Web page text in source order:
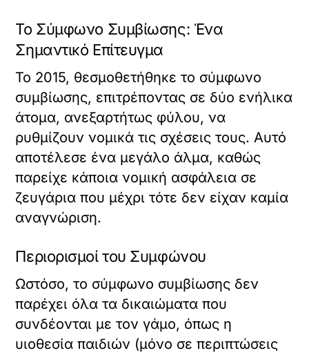
Το Σύμφωνο Συμβίωσης: Ένα
Σημαντικό Επίτευγμα
Το 2015, θεσμοθετήθηκε το σύμφωνο
συμβίωσης, επιτρέποντας σε δύο ενήλικα
άτομα, ανεξαρτήτως φύλου, να
ρυθμίζουν νομικά τις σχέσεις τους. Αυτό
αποτέλεσε ένα μεγάλο άλμα, καθώς
παρείχε κάποια νομική ασφάλεια σε
ζευγάρια που μέχρι τότε δεν είχαν καμία
αναγνώριση.
Περιορισμοί του Συμφώνου
Ωστόσο, το σύμφωνο συμβίωσης δεν
παρέχει όλα τα δικαιώματα που
συνδέονται με τον γάμο, όπως η
υιοθεσία παιδιών (μόνο σε περιπτώσεις